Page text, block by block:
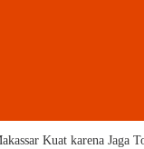
Kuat karena Jaga